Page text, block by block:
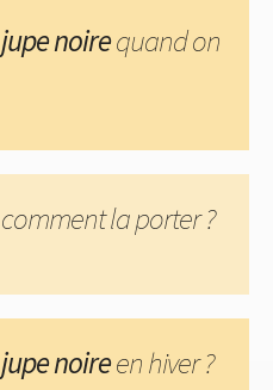
noirequand on
la porter ?
noireen hiver ?